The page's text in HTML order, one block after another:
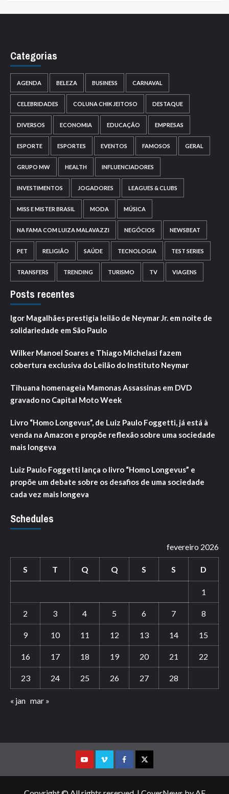
Categorias
AGENDA BELEZA BUSINESS CARNAVAL
CELEBRIDADES COLUNA CHIK JEITOSO DESTAQUE
DIVERSOS ECONOMIA EDUCAÇÃO EMPRESAS
ESPORTE ESPORTES EVENTOS FAMOSOS GERAL
GRUPO MW HEALTH INFLUENCIADORES
INVESTIMENTOS JOGADORES LEAGUES & CLUBS
MISS E MISTER BRASIL MODA MÚSICA
NA FAMA COM LUIZA MALAVAZZI NEGÓCIOS NEWSBEAT
PET RELIGIÃO SAÚDE TECNOLOGIA TEST SERIES
TRANSFERS TRENDING TURISMO TV VIAGENS
Posts recentes
Igor Magalhães prestigia leilão de Neymar Jr. em noite de
solidariedade em São Paulo
Wilker Manoel Soares e Thiago Michelasi fazem
cobertura exclusiva do Leilão do Instituto Neymar
Tihuana homenageia Mamonas Assassinas em DVD
gravado no Capital Moto Week
Livro “Homo Longevus”, de Luiz Paulo Foggetti, já está à
venda na Amazon e propõe reflexão sobre uma sociedade
mais longeva
Luiz Paulo Foggetti lança o livro “Homo Longevus” e
propõe um debate sobre os desafios de uma sociedade
cada vez mais longeva
Schedules
fevereiro 2026
S T Q Q S S D
1
2 3 4 5 6 7 8
9 10 11 12 13 14 15
16 17 18 19 20 21 22
23 24 25 26 27 28
« jan mar »
YoutubeVimeoFacebookTwitter